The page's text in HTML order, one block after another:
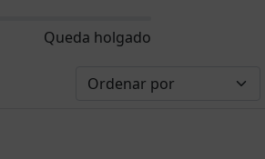
Queda holgado